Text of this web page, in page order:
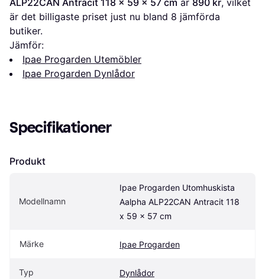
ALP22CAN Antracit 118 x 59 x 57 cm är 890 kr, vilket
är det billigaste priset just nu bland 8 jämförda
butiker.
Jämför:
Ipae Progarden Utemöbler
Ipae Progarden Dynlådor
Specifikationer
Produkt
Modellnamn
Ipae Progarden Utomhuskista
Aalpha ALP22CAN Antracit 118
x 59 x 57 cm
Märke Ipae Progarden
Typ Dynlådor